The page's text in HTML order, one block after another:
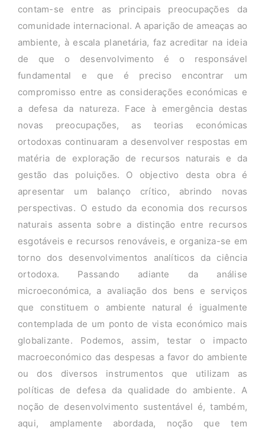
contam-se entre as principais preocupações da
comunidade internacional. A aparição de ameaças ao
ambiente, à escala planetária, faz acreditar na ideia
de que o desenvolvimento é o responsável
fundamental e que é preciso encontrar um
compromisso entre as considerações económicas e
a defesa da natureza. Face à emergência destas
novas preocupações, as teorias económicas
ortodoxas continuaram a desenvolver respostas em
matéria de exploração de recursos naturais e da
gestão das poluições. O objectivo desta obra é
apresentar um balanço crítico, abrindo novas
perspectivas. O estudo da economia dos recursos
naturais assenta sobre a distinção entre recursos
esgotáveis e recursos renováveis, e organiza-se em
torno dos desenvolvimentos analíticos da ciência
ortodoxa. Passando adiante da análise
microeconómica, a avaliação dos bens e serviços
que constituem o ambiente natural é igualmente
contemplada de um ponto de vista económico mais
globalizante. Podemos, assim, testar o impacto
macroeconómico das despesas a favor do ambiente
ou dos diversos instrumentos que utilizam as
políticas de defesa da qualidade do ambiente. A
noção de desenvolvimento sustentável é, também,
aqui, amplamente abordada, noção que tem